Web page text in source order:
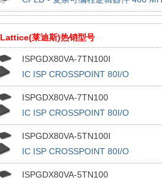
64 Macrocell 3.3 V 7.5 tPD
Lattice(莱迪斯)热销型号
ISPGDX80VA-7TN100I
IC ISP CROSSPOINT 80I/O
100TQFP
ISPGDX80VA-7TN100
IC ISP CROSSPOINT 80I/O
100TQFP
ISPGDX80VA-5TN100I
IC ISP CROSSPOINT 80I/O
100TQFP
ISPGDX80VA-5TN100